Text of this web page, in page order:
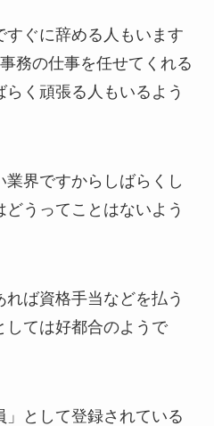
ぐに辞める人もいます
務の仕事を任せてくれる
く頑張る人もいるよう
業界ですからしばらくし
うってことはないよう
ば資格手当などを払う
しては好都合のようで
として登録されている